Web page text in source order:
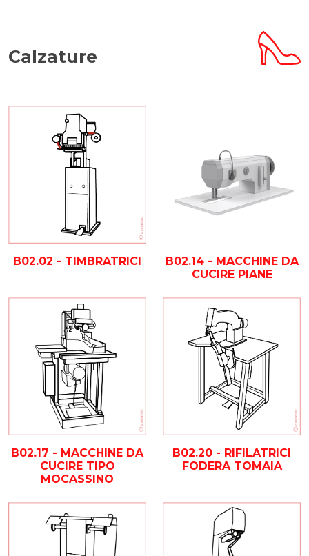
Calzature
B02.02 - TIMBRATRICI
B02.14 - MACCHINE DA
CUCIRE PIANE
B02.17 - MACCHINE DA
CUCIRE TIPO
MOCASSINO
B02.20 - RIFILATRICI
FODERA TOMAIA